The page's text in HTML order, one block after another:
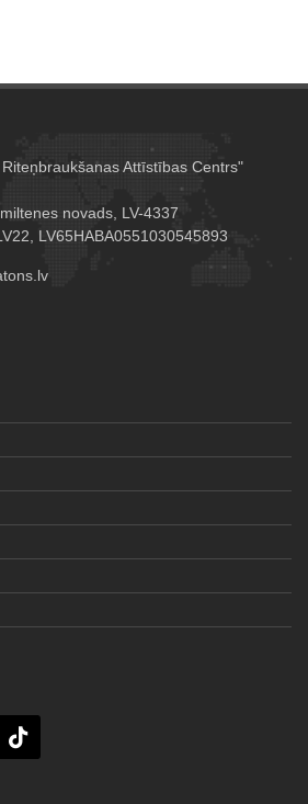
Attīstības Centrs"
novads, LV-4337
LV65HABA0551030545893